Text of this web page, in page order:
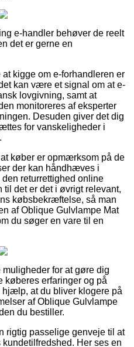
e-handler behøver de reelt
det er gerne en
kigge om e-forhandleren er
kan være et signal om at e-
lovgivning, samt at
monitoreres af eksperter
Desuden giver det dig
for vanskeligheder i
køber er opmærksom på de
der kan håndhæves i
returrettighed online
til det er det i øvrigt relevant,
købsbekræftelse, så man
af Oblique Gulvlampe Mat
du søger en vare til en
for at gøre dig
køberes erfaringer og på
at du bliver klogere på
af Oblique Gulvlampe
du bestiller.
rigtig passelige genveje til at
Her ses en